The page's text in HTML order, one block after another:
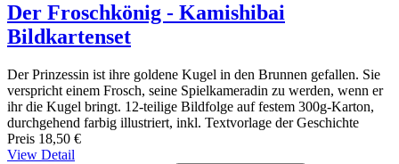
Der Froschkönig - Kamishibai
Bildkartenset
Der Prinzessin ist ihre goldene Kugel in den Brunnen gefallen. Sie
verspricht einem Frosch, seine Spielkameradin zu werden, wenn er
ihr die Kugel bringt. 12-teilige Bildfolge auf festem 300g-Karton,
durchgehend farbig illustriert, inkl. Textvorlage der Geschichte
Preis 18,50 €
View Detail